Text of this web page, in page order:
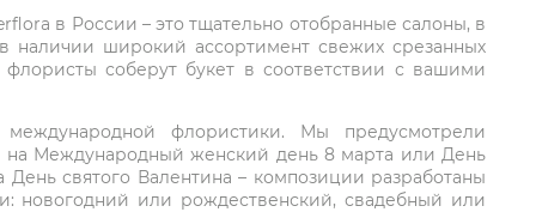
в России – это тщательно отобранные салоны, в
наличии широкий ассортимент свежих срезанных
соберут букет в соответствии с вашими
флористики. Мы предусмотрели
на Международный женский день 8 марта или День
святого Валентина – композиции разработаны
новогодний или рождественский, свадебный или